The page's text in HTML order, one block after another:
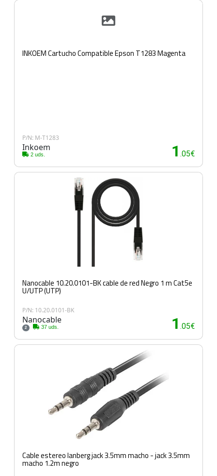
INKOEM Cartucho Compatible Epson T1283 Magenta
P/N: M-T1283
Inkoem
2 uds. 1 .05€
Nanocable 10.20.0101-BK cable de red Negro 1 m Cat5e
U/UTP (UTP)
P/N: 10.20.0101-BK
Nanocable
2 37 uds. 1 .05€
Cable estereo lanberg jack 3.5mm macho - jack 3.5mm
macho 1.2m negro